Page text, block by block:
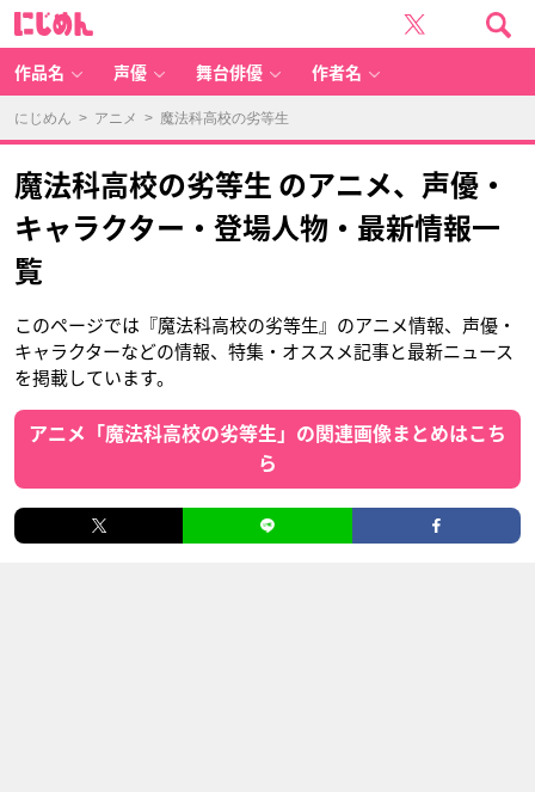
作品名 声優 舞台俳優 作者名
にじめん > アニメ > 魔法科高校の劣等生
魔法科高校の劣等生 のアニメ、声優・
キャラクター・登場人物・最新情報一
覧
このページでは『魔法科高校の劣等生』のアニメ情報、声優・
キャラクターなどの情報、特集・オススメ記事と最新ニュース
を掲載しています。
アニメ「魔法科高校の劣等生」の関連画像まとめはこち
ら